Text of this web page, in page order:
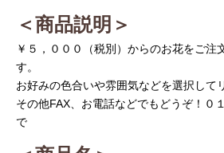
＜商品説明＞
￥５，０００（税別）からのお花をご注
す。
お好みの色合いや雰囲気などを選択して
その他FAX、お電話などでもどうぞ！０
で